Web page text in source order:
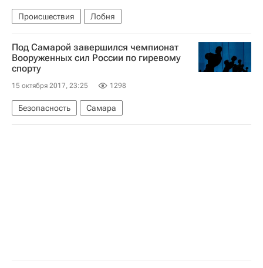
Происшествия Лобня
Под Самарой завершился чемпионат
Вооруженных сил России по гиревому
спорту
15 октября 2017, 23:25 1298
Безопасность Самара